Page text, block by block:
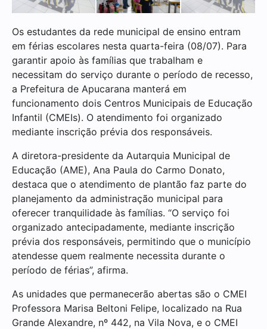
Os estudantes da rede municipal de ensino entram
em férias escolares nesta quarta-feira (08/07). Para
garantir apoio às famílias que trabalham e
necessitam do serviço durante o período de recesso,
a Prefeitura de Apucarana manterá em
funcionamento dois Centros Municipais de Educação
Infantil (CMEIs). O atendimento foi organizado
mediante inscrição prévia dos responsáveis.
A diretora-presidente da Autarquia Municipal de
Educação (AME), Ana Paula do Carmo Donato,
destaca que o atendimento de plantão faz parte do
planejamento da administração municipal para
oferecer tranquilidade às famílias. “O serviço foi
organizado antecipadamente, mediante inscrição
prévia dos responsáveis, permitindo que o município
atendesse quem realmente necessita durante o
período de férias”, afirma.
As unidades que permanecerão abertas são o CMEI
Professora Marisa Beltoni Felipe, localizado na Rua
Grande Alexandre, nº 442, na Vila Nova, e o CMEI